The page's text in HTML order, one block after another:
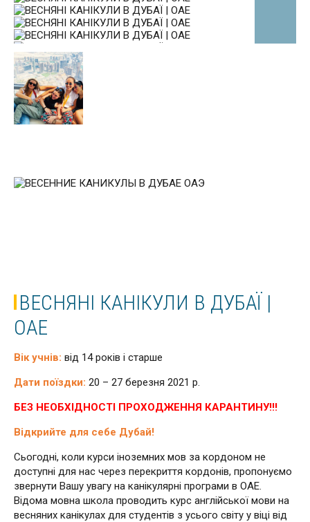
ВЕСНЯНІ КАНІКУЛИ В ДУБАЇ |
ОАЕ
Вік учнів: від 14 років і старше
Дати поїздки: 20 – 27 березня 2021 р.
БЕЗ НЕОБХІДНОСТІ ПРОХОДЖЕННЯ КАРАНТИНУ!!!
Відкрийте для себе Дубай!
Сьогодні, коли курси іноземних мов за кордоном не
доступні для нас через перекриття кордонів, пропонуємо
звернути Вашу увагу на канікулярні програми в ОАЕ.
Відома мовна школа проводить курс англійської мови на
весняних канікулах для студентів з усього світу у віці від